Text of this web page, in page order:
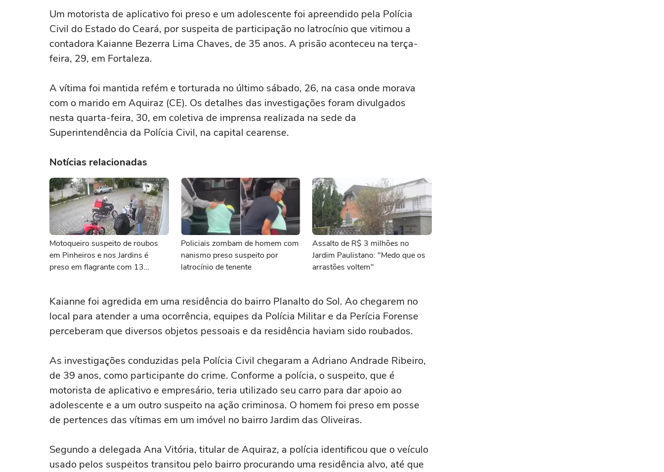
Um motorista de aplicativo foi preso e um adolescente foi apreendido pela Polícia
Civil do Estado do Ceará, por suspeita de participação no latrocínio que vitimou a
contadora Kaianne Bezerra Lima Chaves, de 35 anos. A prisão aconteceu na terça-
feira, 29, em Fortaleza.
A vítima foi mantida refém e torturada no último sábado, 26, na casa onde morava
com o marido em Aquiraz (CE). Os detalhes das investigações foram divulgados
nesta quarta-feira, 30, em coletiva de imprensa realizada na sede da
Superintendência da Polícia Civil, na capital cearense.
Notícias relacionadas
Motoqueiro suspeito de roubos
em Pinheiros e nos Jardins é
preso em flagrante com 13
Policiais zombam de homem com
nanismo preso suspeito por
latrocínio de tenente
Assalto de R$ 3 milhões no
Jardim Paulistano: "Medo que os
arrastões voltem"
Kaianne foi agredida em uma residência do bairro Planalto do Sol. Ao chegarem no
local para atender a uma ocorrência, equipes da Polícia Militar e da Perícia Forense
perceberam que diversos objetos pessoais e da residência haviam sido roubados.
As investigações conduzidas pela Polícia Civil chegaram a Adriano Andrade Ribeiro,
de 39 anos, como participante do crime. Conforme a polícia, o suspeito, que é
motorista de aplicativo e empresário, teria utilizado seu carro para dar apoio ao
adolescente e a um outro suspeito na ação criminosa. O homem foi preso em posse
de pertences das vítimas em um imóvel no bairro Jardim das Oliveiras.
Segundo a delegada Ana Vitória, titular de Aquiraz, a polícia identificou que o veículo
usado pelos suspeitos transitou pelo bairro procurando uma residência alvo, até que